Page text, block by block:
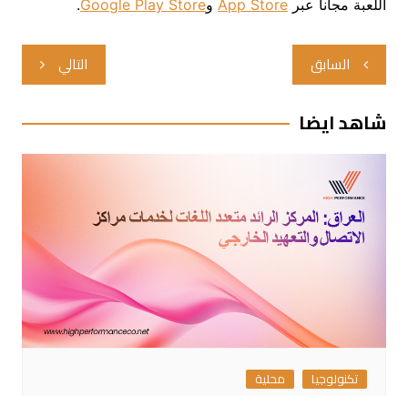
اللعبة مجاناً عبر App StoreوGoogle Play Store
.
تصفّح
المقالات
السابق التالي
شاهد ايضا
تكنولوجيا محلية